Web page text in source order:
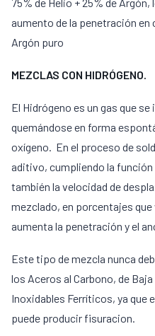
aumento de la penetración
Argón puro
MEZCLAS CON HIDRÓGENO.
El Hidrógeno es un gas que
quemándose en forma
oxígeno. En el proceso de
aditivo, cumpliendo la
también la velocidad de
mezclado, en porcentajes que
aumenta la penetración y el
Este tipo de mezcla nunca
los Aceros al Carbono, de
Inoxidables Ferríticos, ya que
puede producir fisuracion.